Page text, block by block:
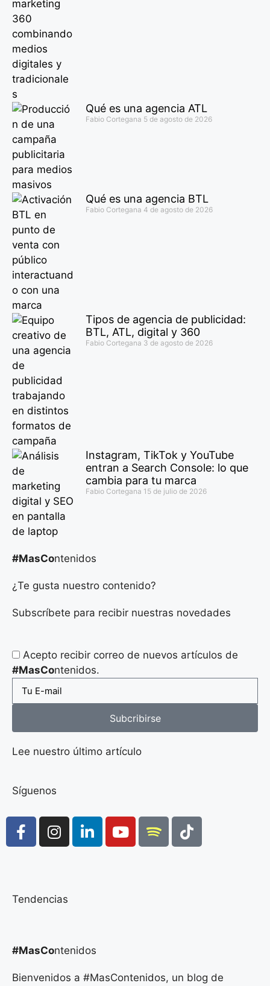
Qué es una agencia ATL
Fabio Cortegana 5 de agosto de 2026
Qué es una agencia BTL
Fabio Cortegana 4 de agosto de 2026
Tipos de agencia de publicidad:
BTL, ATL, digital y 360
Fabio Cortegana 3 de agosto de 2026
Instagram, TikTok y YouTube
entran a Search Console: lo que
cambia para tu marca
Fabio Cortegana 15 de julio de 2026
#MasContenidos
¿Te gusta nuestro contenido?
Subscríbete para recibir nuestras novedades
Acepto recibir correo de nuevos artículos de
#MasContenidos.
Subcribirse
Lee nuestro último artículo
Síguenos
Tendencias
#MasContenidos
Bienvenidos a #MasContenidos, un blog de